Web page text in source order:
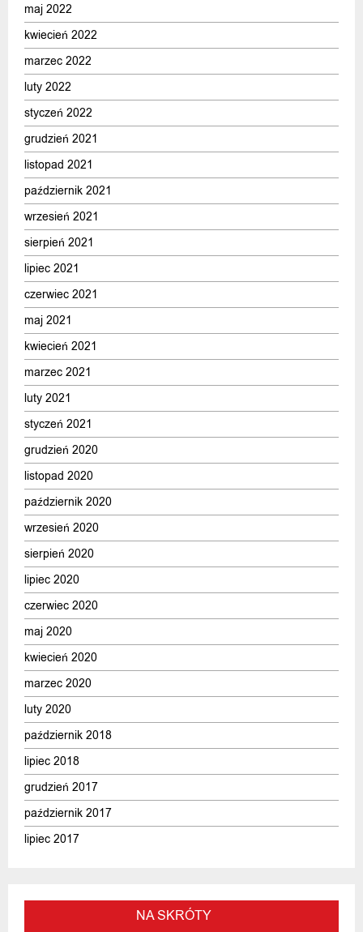
maj 2022
kwiecień 2022
marzec 2022
luty 2022
styczeń 2022
grudzień 2021
listopad 2021
październik 2021
wrzesień 2021
sierpień 2021
lipiec 2021
czerwiec 2021
maj 2021
kwiecień 2021
marzec 2021
luty 2021
styczeń 2021
grudzień 2020
listopad 2020
październik 2020
wrzesień 2020
sierpień 2020
lipiec 2020
czerwiec 2020
maj 2020
kwiecień 2020
marzec 2020
luty 2020
październik 2018
lipiec 2018
grudzień 2017
październik 2017
lipiec 2017
NA SKRÓTY